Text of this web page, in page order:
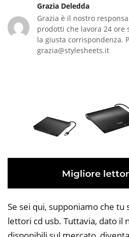
Grazia Deledda
Grazia è il nostro
prodotti che lavora 24 ore
la giusta corrispondenza.
grazia@stylesheets.it
Se sei qui, supponiamo che
lettori cd usb. Tuttavia, dato il